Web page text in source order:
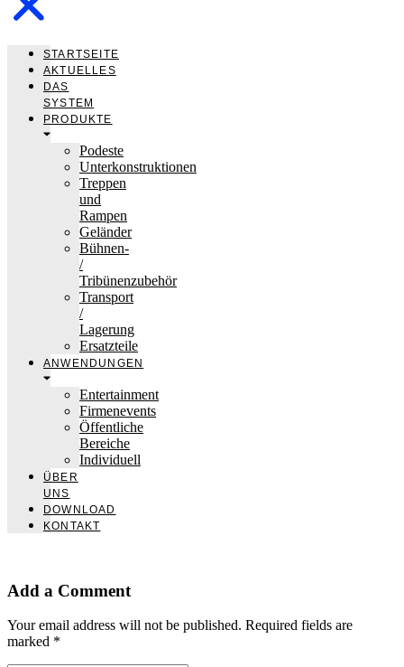
STARTSEITE
AKTUELLES
DAS
SYSTEM
PRODUKTE
Podeste
Unterkonstruktionen
Treppen
und
Rampen
Geländer
Bühnen-
/
Tribünenzubehör
Transport
/
Lagerung
Ersatzteile
ANWENDUNGEN
Entertainment
Firmenevents
Öffentliche
Bereiche
Individuell
ÜBER
UNS
DOWNLOAD
KONTAKT
Add a Comment
Your email address will not be published. Required fields are
marked *